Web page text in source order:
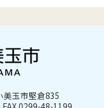
美玉市堅倉835